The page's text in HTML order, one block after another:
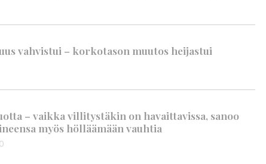
vahvistui – korkotason muutos heijastui
– vaikka villitystäkin on havaittavissa, sanoo
myös hölläämään vauhtia